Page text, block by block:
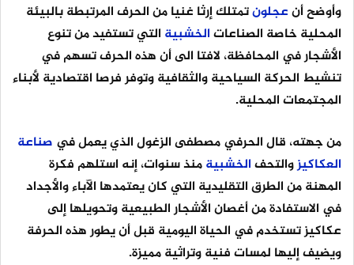
وأوضح أنعجلونتمتلك إرثا غنيا من الحرف المرتبطة بالبيئة
المحلية خاصة الصناعاتالخشبية التي تستفيد من تنوع
الأشجار في المحافظة، لافتا الى أن هذه الحرف تسهم في
تنشيط الحركة السياحية والثقافية وتوفر فرصا اقتصادية لأبناء
المجتمعات المحلية.
من جهته، قال الحرفي مصطفى الزغول الذي يعمل في صناعة
العكاكيزوالتحفالخشبيةمنذ سنوات، إنه استلهم فكرة
المهنة من الطرق التقليدية التي كان يعتمدها الآباء والأجداد
في الاستفادة من أغصان الأشجار الطبيعية وتحويلها إلى
عكاكيز تستخدم في الحياة اليومية قبل أن يطور هذه الحرفة
ويضيف إليها لمسات فنية وتراثية مميزة.